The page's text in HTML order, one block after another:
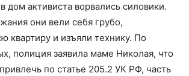
дом активиста ворвались силовики.
они вели себя грубо,
квартиру и изъяли технику. По
полиция заявила маме Николая, что
по статье 205.2 УК РФ, часть